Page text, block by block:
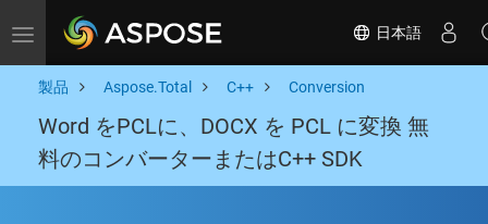
Toggle navigation 日本語
製品 Aspose.Total C++ Conversion
Word をPCLに、DOCX を PCL に変換 無
料のコンバーターまたはC++ SDK